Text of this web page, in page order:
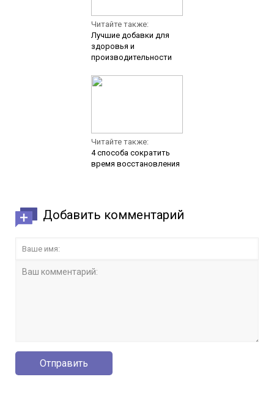
Читайте также:
Лучшие добавки для
здоровья и
производительности
Читайте также:
4 способа сократить
время восстановления
Добавить комментарий